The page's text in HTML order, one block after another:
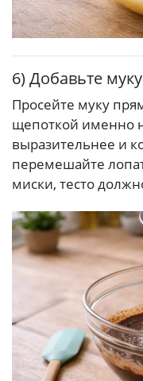
6) Добавьте
Просейте муку
щепоткой именно
выразительнее и
перемешайте
миски, тесто